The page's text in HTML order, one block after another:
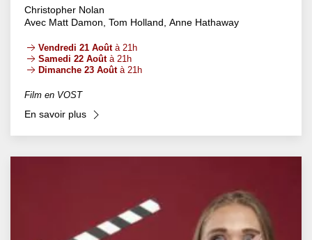
Christopher Nolan
Avec Matt Damon, Tom Holland, Anne Hathaway
Vendredi 21 Aoûtà 21h
Samedi 22 Aoûtà 21h
Dimanche 23 Aoûtà 21h
Film en VOST
En savoir plus